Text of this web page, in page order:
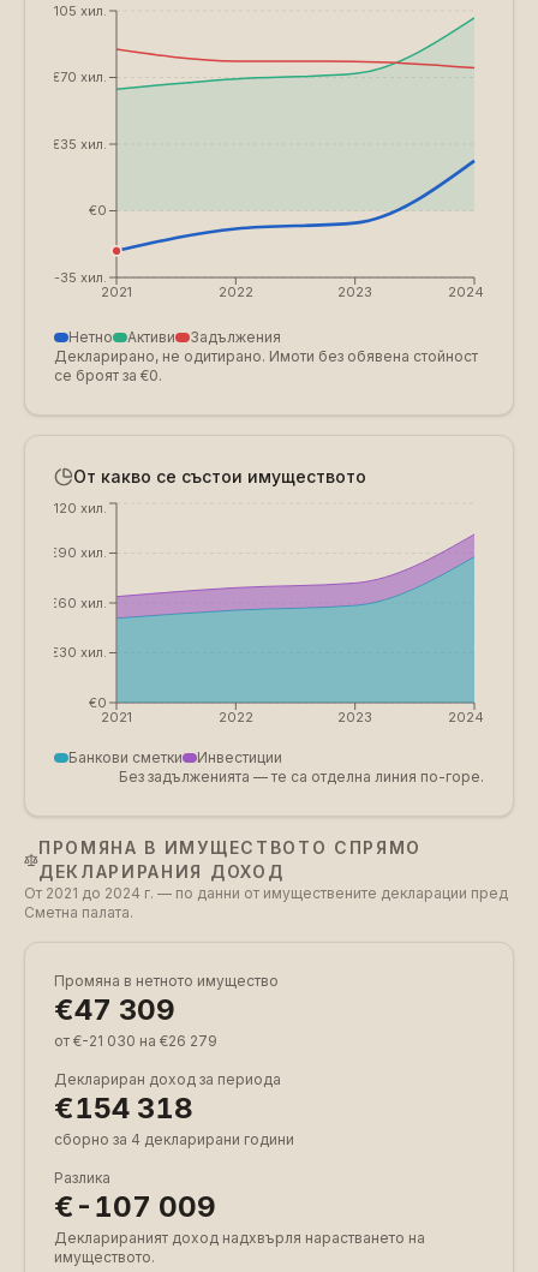
2021 2022 2023 2024
€-35 хил.
€0
€35 хил.
€70 хил.
€105 хил.
Нетно Активи
Задължения
Декларирано, не одитирано. Имоти без обявена стойност
се броят за €0.
От какво се състои имуществото
2021 2022 2023 2024
€0
€30 хил.
€60 хил.
€90 хил.
€120 хил.
Банкови сметки
Инвестиции
Без задълженията — те са отделна линия по-горе.
ПРОМЯНА В ИМУЩЕСТВОТО СПРЯМО
ДЕКЛАРИРАНИЯ ДОХОД
От 2021 до 2024 г. — по данни от имуществените декларации пред
Сметна палата.
Промяна в нетното имущество
€47 309
от €-21 030 на €26 279
Деклариран доход за периода
€154 318
сборно за 4 декларирани години
Разлика
€-107 009
Декларираният доход надхвърля нарастването на
имуществото.